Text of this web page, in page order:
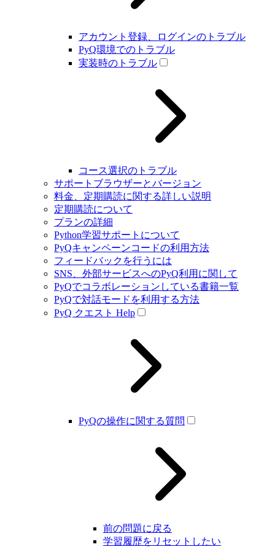
アカウント登録、ログインのトラブル
PyQ環境でのトラブル
実装時のトラブル
コース選択のトラブル
サポートブラウザーとバージョン
料金、定期購読に関する詳しい説明
定期購読について
プランの詳細
Python学習サポートについて
PyQキャンペーンコードの利用方法
フィードバックを行うには
SNS、外部サービスへのPyQ利用に関して
PyQでコラボレーションしている書籍一覧
PyQで対話モードを利用する方法
PyQ クエスト Help
PyQの操作に関する質問
前の問題に戻る
学習履歴をリセットしたい